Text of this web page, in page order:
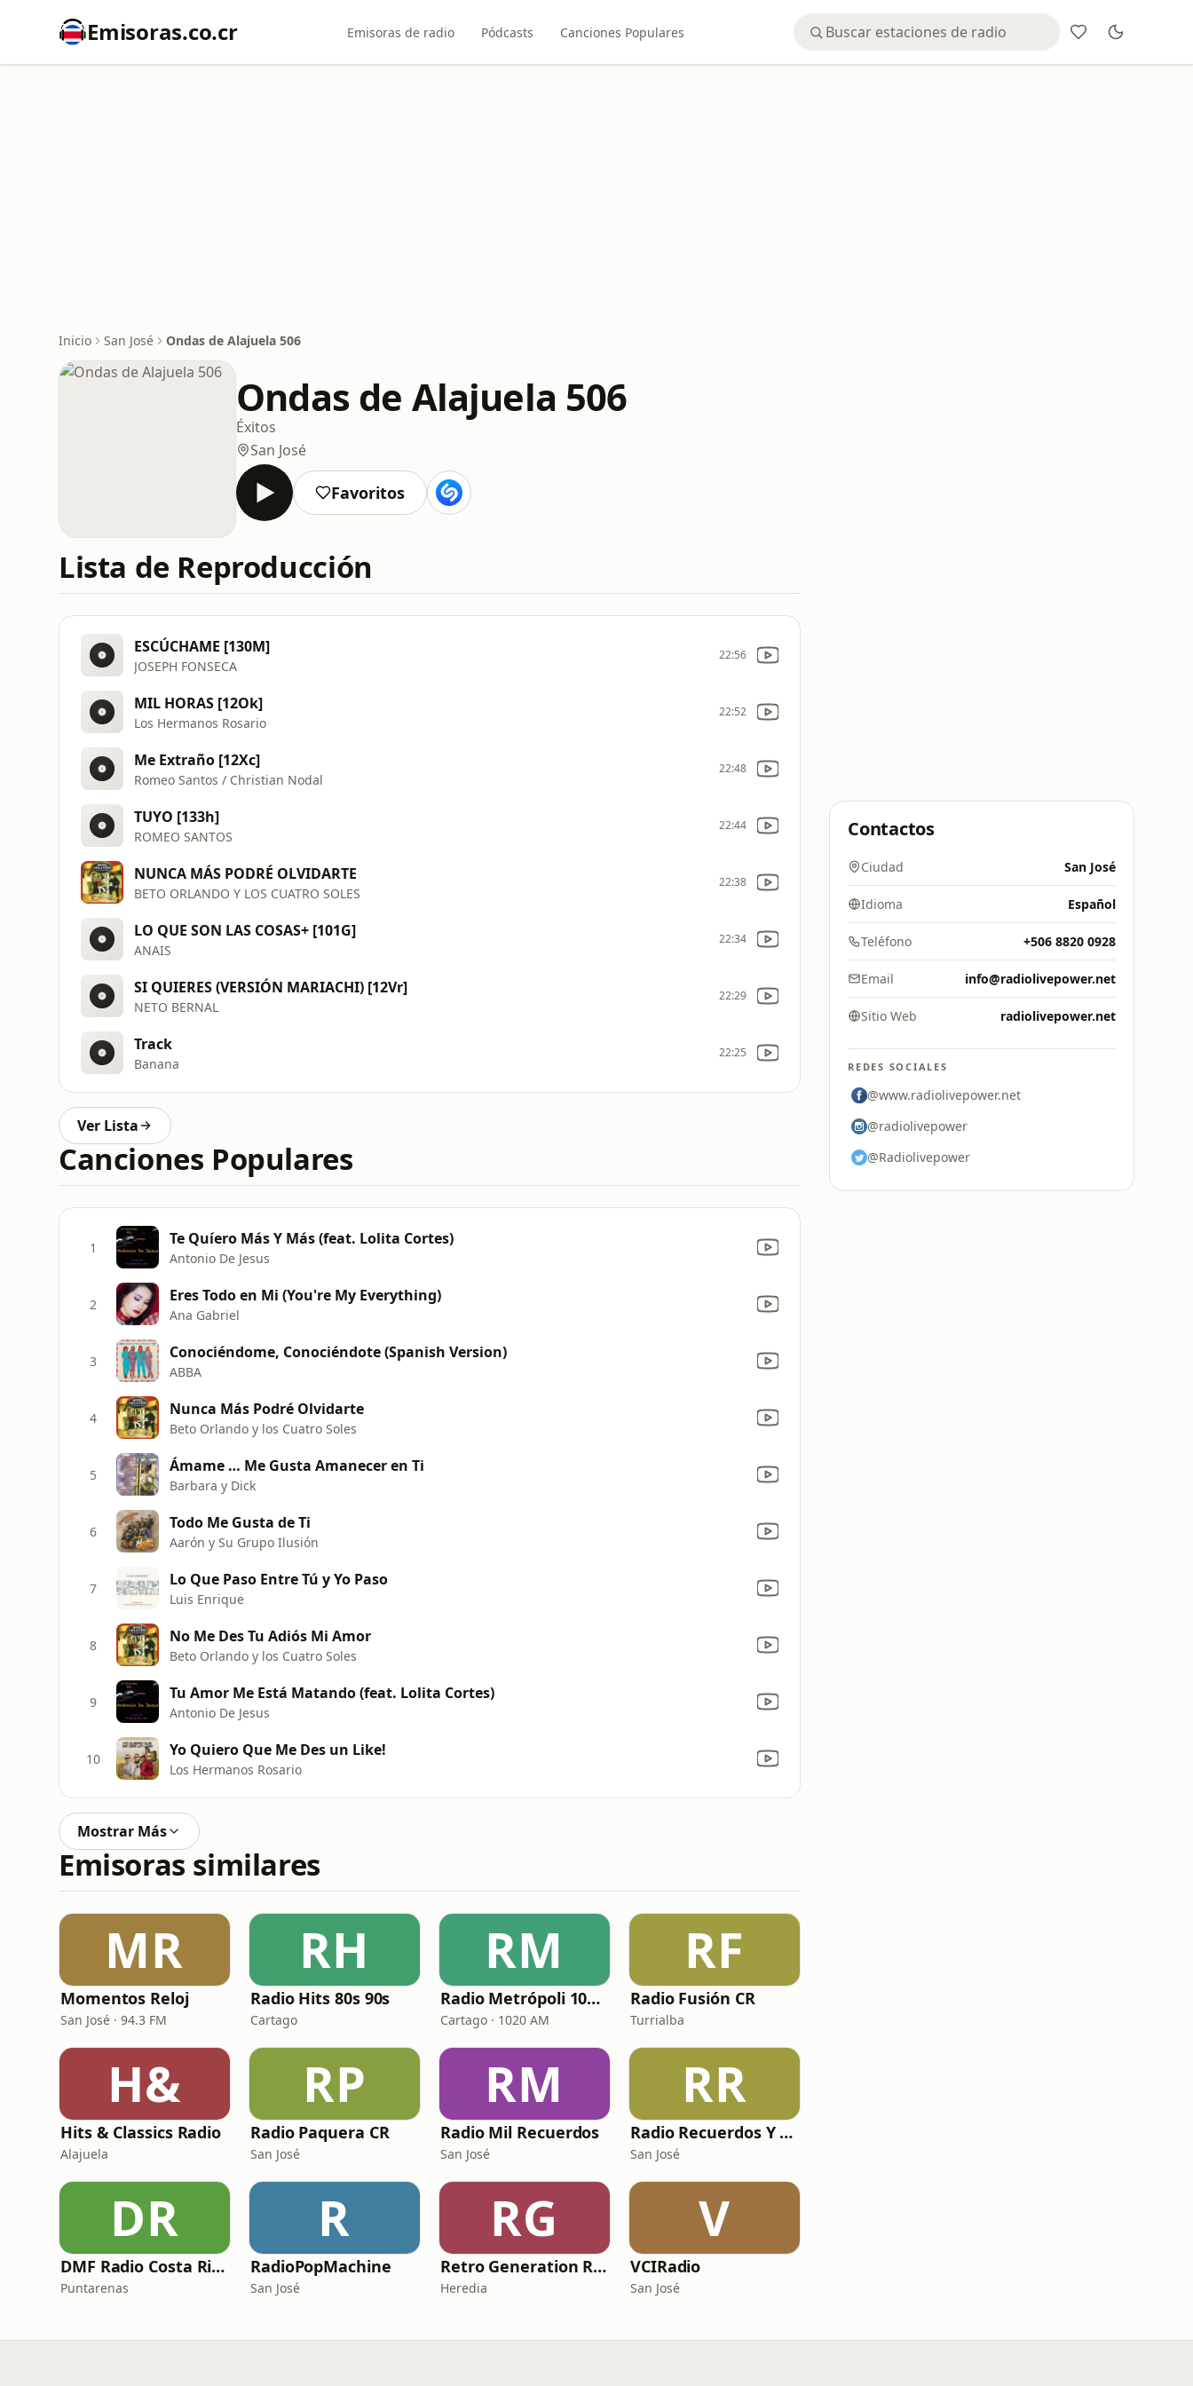
Emisoras.co.cr Emisoras de radio Pódcasts Canciones Populares
Inicio San José Ondas de Alajuela 506
Ondas de Alajuela 506
Éxitos
San José
Favoritos
Lista de Reproducción
ESCÚCHAME [130M]
JOSEPH FONSECA
22:56
MIL HORAS [12Ok]
Los Hermanos Rosario
22:52
Me Extraño [12Xc]
Romeo Santos / Christian Nodal
22:48
TUYO [133h]
ROMEO SANTOS
22:44
NUNCA MÁS PODRÉ OLVIDARTE
BETO ORLANDO Y LOS CUATRO SOLES
22:38
LO QUE SON LAS COSAS+ [101G]
ANAIS
22:34
SI QUIERES (VERSIÓN MARIACHI) [12Vr]
NETO BERNAL
22:29
Track
Banana
22:25
Ver Lista
Canciones Populares
1 Te Quíero Más Y Más (feat. Lolita Cortes)
Antonio De Jesus
2 Eres Todo en Mi (You're My Everything)
Ana Gabriel
3 Conociéndome, Conociéndote (Spanish Version)
ABBA
4 Nunca Más Podré Olvidarte
Beto Orlando y los Cuatro Soles
5 Ámame … Me Gusta Amanecer en Ti
Barbara y Dick
6 Todo Me Gusta de Ti
Aarón y Su Grupo Ilusión
7 Lo Que Paso Entre Tú y Yo Paso
Luis Enrique
8 No Me Des Tu Adiós Mi Amor
Beto Orlando y los Cuatro Soles
9 Tu Amor Me Está Matando (feat. Lolita Cortes)
Antonio De Jesus
10 Yo Quiero Que Me Des un Like!
Los Hermanos Rosario
Mostrar Más
Emisoras similares
MR
Momentos Reloj
San José · 94.3 FM
RH
Radio Hits 80s 90s
Cartago
RM
Radio Metrópoli 1020 AM
Cartago · 1020 AM
RF
Radio Fusión CR
Turrialba
H&
Hits & Classics Radio
Alajuela
RP
Radio Paquera CR
San José
RM
Radio Mil Recuerdos
San José
RR
Radio Recuerdos Y Más
San José
DR
DMF Radio Costa Rica
Puntarenas
R
RadioPopMachine
San José
RG
Retro Generation Radio
Heredia
V
VCIRadio
San José
Contactos
Ciudad San José
Idioma Español
Teléfono +506 8820 0928
Email info@radiolivepower.net
Sitio Web radiolivepower.net
REDES SOCIALES
@www.radiolivepower.net
@radiolivepower
@Radiolivepower